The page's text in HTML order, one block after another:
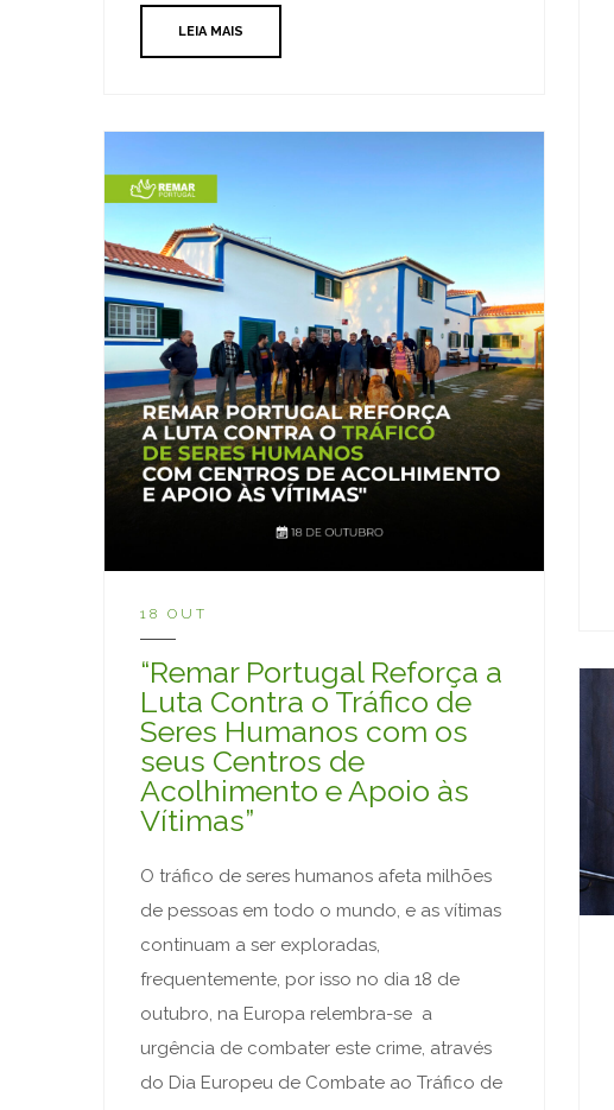
LEIA MAIS
18 OUT
“Remar Portugal Reforça a
Luta Contra o Tráfico de
Seres Humanos com os
seus Centros de
Acolhimento e Apoio às
Vítimas”
O tráfico de seres humanos afeta milhões
de pessoas em todo o mundo, e as vítimas
continuam a ser exploradas,
frequentemente, por isso no dia 18 de
outubro, na Europa relembra-se a
urgência de combater este crime, através
do Dia Europeu de Combate ao Tráfico de